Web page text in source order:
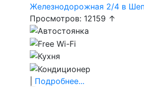
Железнодорожная 2/4 в
Просмотров: 12159 ↑
Подробнее...